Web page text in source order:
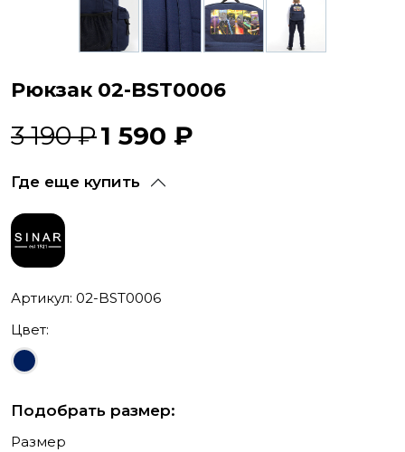
Рюкзак 02-BST0006
3 190 ₽1 590 ₽
Где еще купить
Артикул: 02-BST0006
Цвет:
Подобрать размер:
Размер